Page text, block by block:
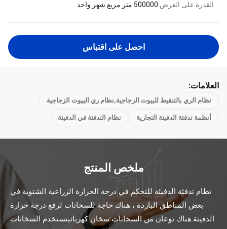
القدرة على العرض:500000 متر مربع شهر واحد
احصل على اقتباس
العلامات:
نظام الري بالتنقيط للبيوت الزجاجية,نظام ري البيوت الزجاجية
أنظمة تدفئة الدفيئة التجارية نظام التدفئة في الدفيئة
ملخص المنتج
الدفيئة.هناك نوعان من السخانات:سخان كهربائيتستخدم السخانات